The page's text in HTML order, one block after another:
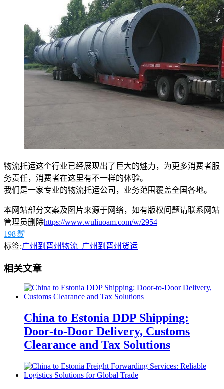
物流托运这个行业已经展现出了巨大的魅力，为更多消费者服
务责任，消费者在这里有不一样的体验。
我们是一家专业的物流托运公司，业务范围覆盖全国各地。
本网站部分文案及图片来源于网络，如有版权问题请联系网站
管理员删除https://www.wuliuoam.com/w/2954
198赞
标签:广州到晋州物流_广州到晋州货运
相关文章
China to Estonia DDP Shipping:
Door-to-Door Delivery, Customs
Clearance and Tax Solutions